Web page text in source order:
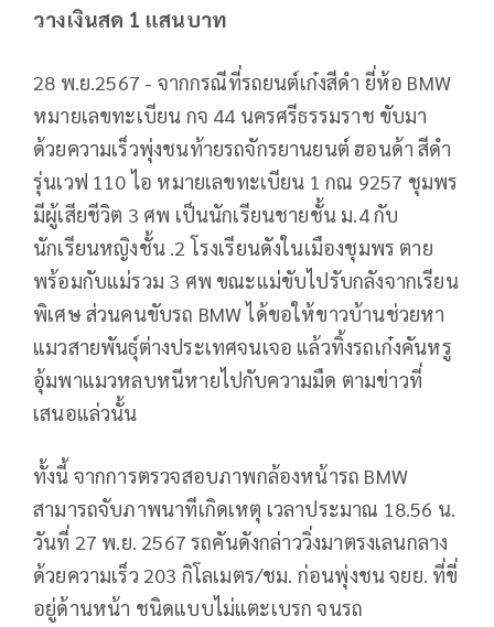
วางเงินสด 1 แสนบาท
28 พ.ย.2567 - จากกรณีที่รถยนต์เก๋งสีดำ ยี่ห้อ BMW
หมายเลขทะเบียน กจ 44 นครศรีธรรมราช ขับมา
ด้วยความเร็วพุ่งชนท้ายรถจักรยานยนต์ ฮอนด้า สีดำ
รุ่นเวฟ 110 ไอ หมายเลขทะเบียน 1 กณ 9257 ชุมพร
มีผู้เสียชีวิต 3 ศพ เป็นนักเรียนชายชั้น ม.4 กับ
นักเรียนหญิงชั้น .2 โรงเรียนดังในเมืองชุมพร ตาย
พร้อมกับแม่รวม 3 ศพ ขณะแม่ขับไปรับกลังจากเรียน
พิเศษ ส่วนคนขับรถ BMW ได้ขอให้ขาวบ้านช่วยหา
แมวสายพันธุ์ต่างประเทศจนเจอ แล้วทิ้งรถเก๋งคันหรู
อุ้มพาแมวหลบหนีหายไปกับความมืด ตามข่าวที่
เสนอแล่วนั้น
ทั้งนี้ จากการตรวจสอบภาพกล้องหน้ารถ BMW
สามารถจับภาพนาทีเกิดเหตุ เวลาประมาณ 18.56 น.
วันที่ 27 พ.ย. 2567 รถคันดังกล่าววิ่งมาตรงเลนกลาง
ด้วยความเร็ว 203 กิโลเมตร/ชม. ก่อนพุ่งชน จยย. ที่ขี่
อยู่ด้านหน้า ชนิดแบบไม่แตะเบรก จนรถ